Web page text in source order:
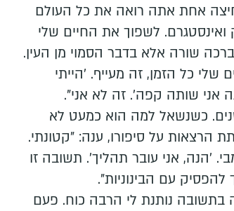
אחת אתה רואה את כל העולם
ואינסטגרם. לשפוך את החיים שלי
שורה אלא בדבר הסמוי מן העין.
שלי כל הזמן, זה מעייף. 'הייתי
אני שותה קפה'. זה לא אני".
כשנשאל למה הוא כמעט לא
הרצאות על סיפורו, ענה: "קטונתי.
'הנה, אני עובר תהליך'. תשובה זו
להפסיק עם הבינוניות".
בתשובה נותנת לי הרבה כוח. פעם